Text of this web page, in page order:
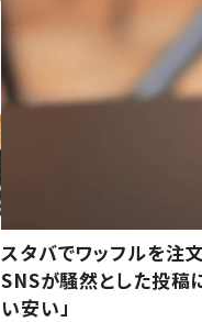
スタバでワッフルを注
SNSが騒然とした投稿
い安い」